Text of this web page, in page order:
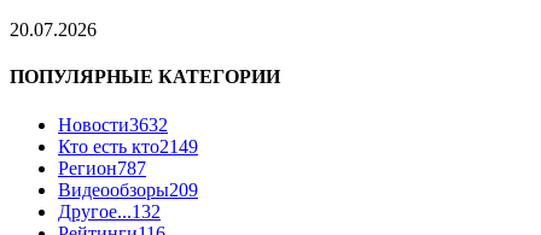
20.07.2026
ПОПУЛЯРНЫЕ КАТЕГОРИИ
Новости3632
Кто есть кто2149
Регион787
Видеообзоры209
Другое...132